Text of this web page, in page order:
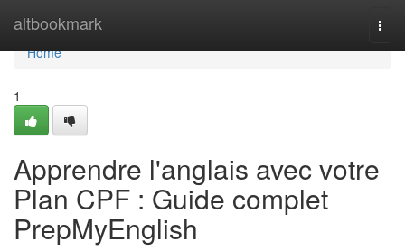
altbookmark
Home
Home
1
Apprendre l'anglais avec votre
Plan CPF : Guide complet
PrepMyEnglish